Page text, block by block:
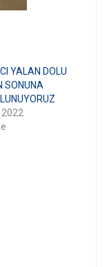
YALAN DOLU
SONUNA